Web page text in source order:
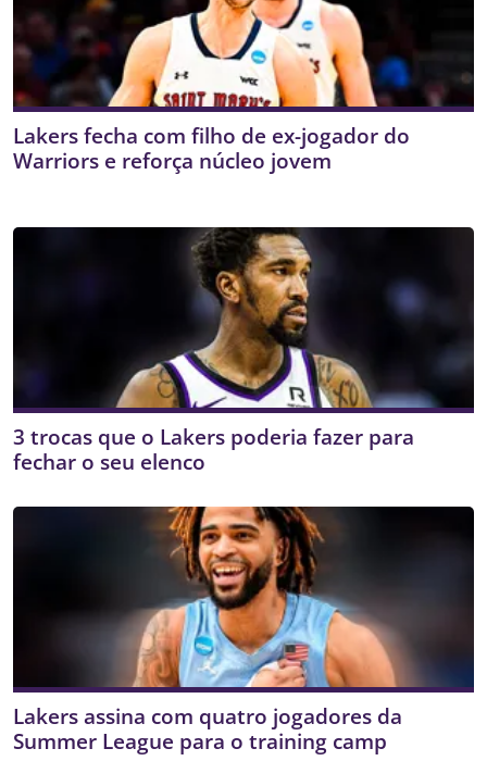
Lakers fecha com filho de ex-jogador do
Warriors e reforça núcleo jovem
3 trocas que o Lakers poderia fazer para
fechar o seu elenco
Lakers assina com quatro jogadores da
Summer League para o training camp